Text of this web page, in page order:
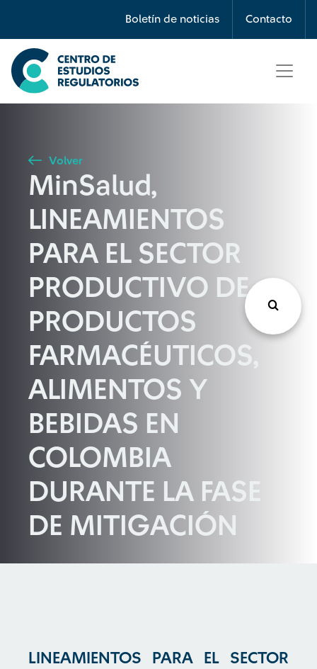
Boletín de noticias Contacto
Búsqueda
Seleccione país
Buscar
Volver
MinSalud,
LINEAMIENTOS
PARA EL SECTOR
PRODUCTIVO DE
PRODUCTOS
FARMACÉUTICOS,
ALIMENTOS Y
BEBIDAS EN
COLOMBIA
DURANTE LA FASE
DE MITIGACIÓN
LINEAMIENTOS PARA EL SECTOR